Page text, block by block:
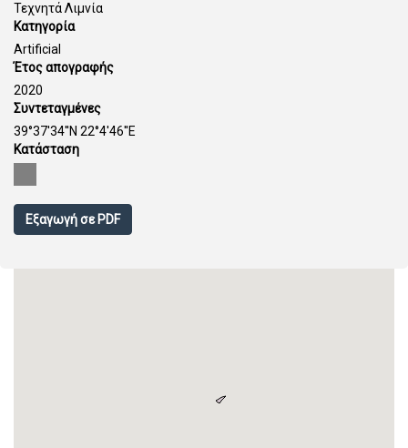
Τεχνητά Λιμνία
Κατηγορία
Artificial
Έτος απογραφής
2020
Συντεταγμένες
39°37'34''N 22°4'46''E
Κατάσταση
Εξαγωγή σε PDF